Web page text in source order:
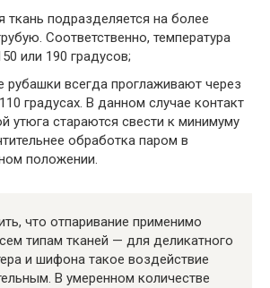
ткань подразделяется на более
Соответственно, температура
или 190 градусов;
рубашки всегда проглаживают через
градусах. В данном случае контакт
утюга стараются свести к минимуму
обработка паром в
положении.
что отпаривание применимо
типам тканей — для деликатного
и шифона такое воздействие
В умеренном количестве